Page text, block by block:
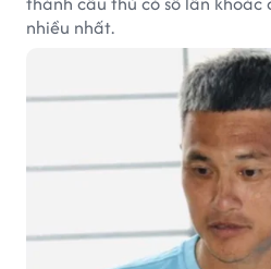
nhiều nhất.